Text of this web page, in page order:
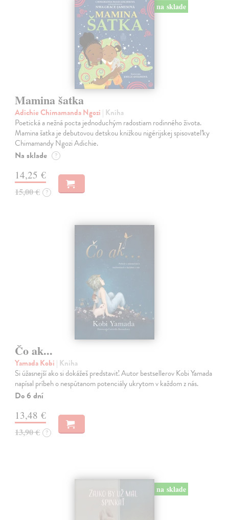
na sklade
Mamina šatka
Adichie Chimamanda Ngozi | Kniha
Poetická a nežná pocta jednoduchým radostiam rodinného života.
Mamina šatka je debutovou detskou knižkou nigérijskej spisovateľky
Chimamandy Ngozi Adichie.
Na sklade ?
14,25 €
15,00 € ?
Čo ak...
Yamada Kobi | Kniha
Si úžasnejší ako si dokážeš predstaviť. Autor bestsellerov Kobi Yamada
napísal príbeh o nespútanom potenciály ukrytom v každom z nás.
Do 6 dní
13,48 €
13,90 € ?
na sklade